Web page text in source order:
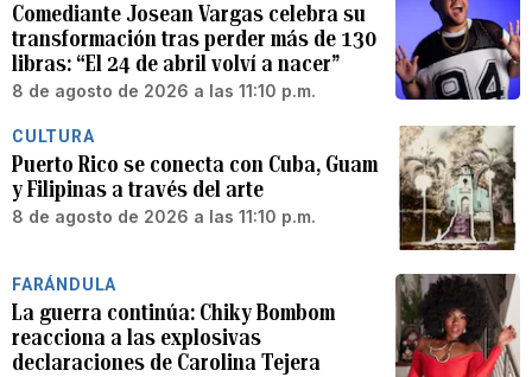
Comediante Josean Vargas celebra su
transformación tras perder más de 130
libras: “El 24 de abril volví a nacer”
8 de agosto de 2026 a las 11:10 p.m.
CULTURA
Puerto Rico se conecta con Cuba, Guam
y Filipinas a través del arte
8 de agosto de 2026 a las 11:10 p.m.
FARÁNDULA
La guerra continúa: Chiky Bombom
reacciona a las explosivas
declaraciones de Carolina Tejera